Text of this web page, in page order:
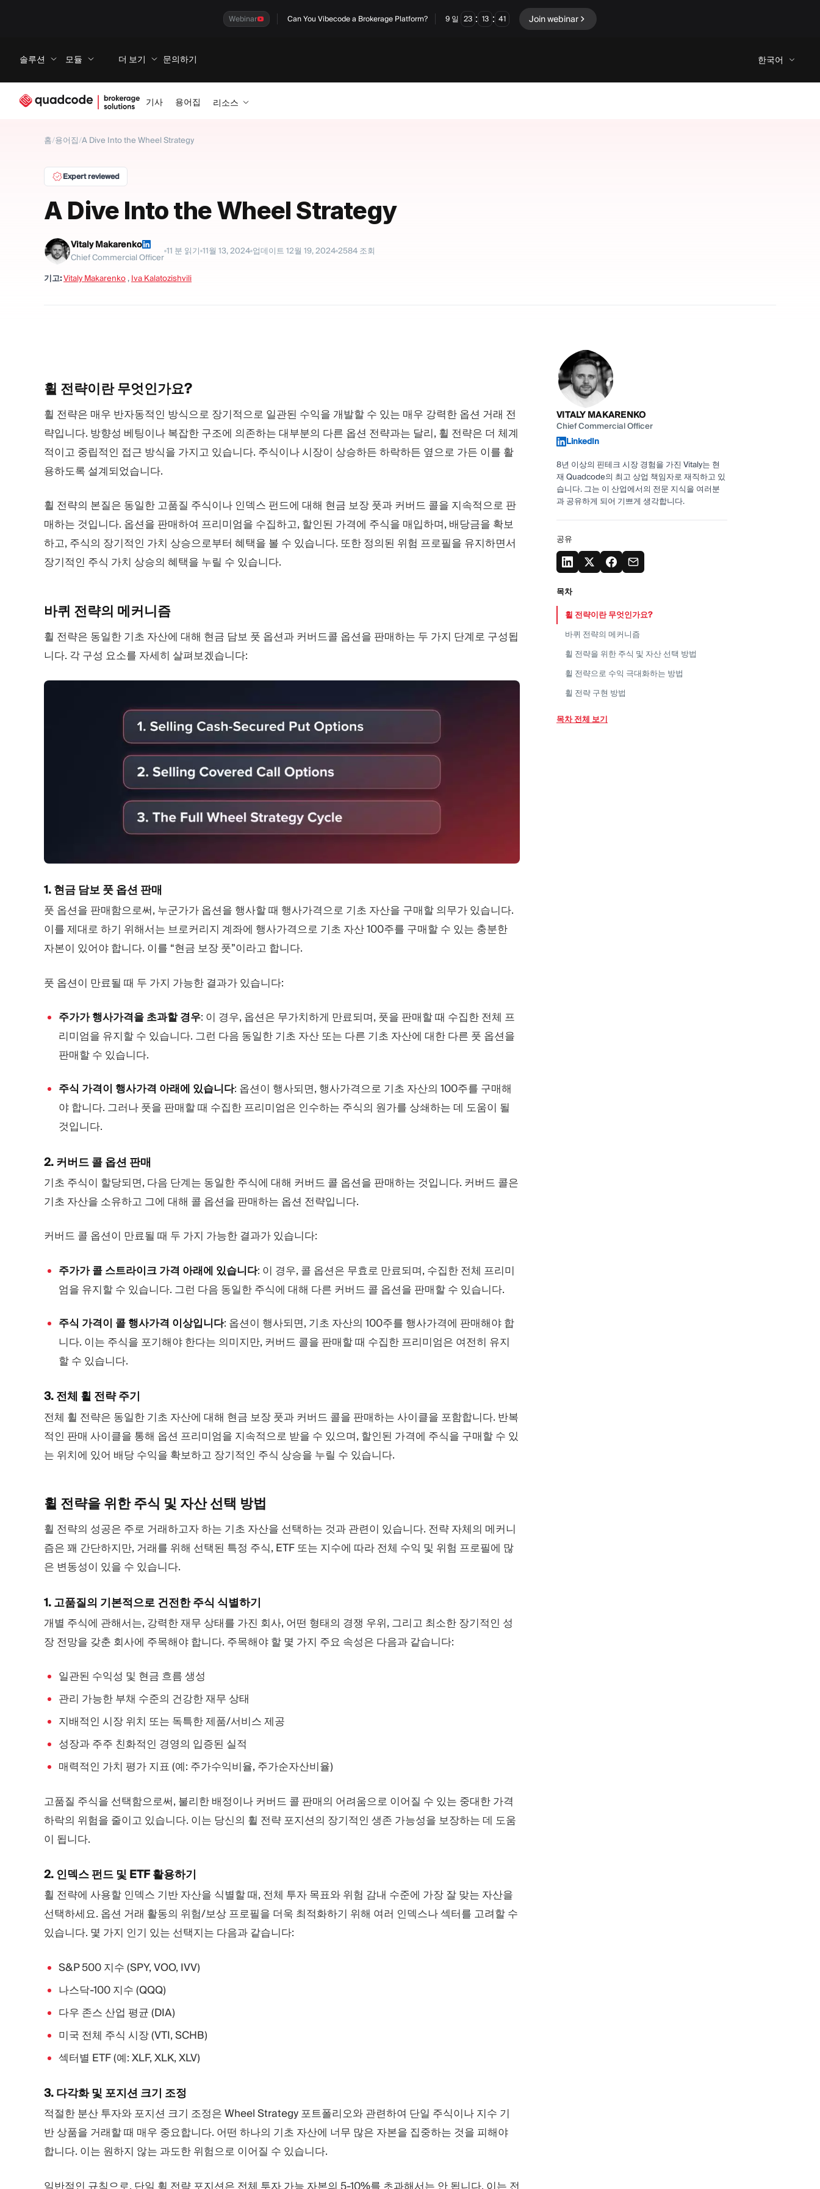
Webinar Can You Vibecode a Brokerage Platform? 9 일 23 : 13 : 40 Join webinar
솔루션 모듈 더 보기 문의하기 한국어
기사 용어집 리소스
홈/용어집/A Dive Into the Wheel Strategy
Expert reviewed
A Dive Into the Wheel Strategy
Vitaly Makarenko
Chief Commercial Officer
11 분 읽기 11월 13, 2024 업데이트 12월 19, 2024 2584 조회
기고:Vitaly Makarenko , Iva Kalatozishvili
휠 전략이란무엇인가요?
휠 전략은 매우 반자동적인 방식으로 장기적으로 일관된 수익을 개발할 수 있는 매우 강력한 옵션 거래 전
략입니다. 방향성 베팅이나 복잡한 구조에 의존하는 대부분의 다른 옵션 전략과는 달리, 휠 전략은 더 체계
적이고 중립적인 접근 방식을 가지고 있습니다. 주식이나 시장이 상승하든 하락하든 옆으로 가든 이를 활
용하도록 설계되었습니다.
휠 전략의 본질은 동일한 고품질 주식이나 인덱스 펀드에 대해 현금 보장 풋과 커버드 콜을 지속적으로 판
매하는 것입니다. 옵션을 판매하여 프리미엄을 수집하고, 할인된 가격에 주식을 매입하며, 배당금을 확보
하고, 주식의 장기적인 가치 상승으로부터 혜택을 볼 수 있습니다. 또한 정의된 위험 프로필을 유지하면서
장기적인 주식 가치 상승의 혜택을 누릴 수 있습니다.
바퀴 전략의 메커니즘
휠 전략은 동일한 기초 자산에 대해 현금 담보 풋 옵션과 커버드콜 옵션을 판매하는 두 가지 단계로 구성됩
니다. 각 구성 요소를 자세히 살펴보겠습니다:
1. 현금 담보 풋 옵션 판매
풋 옵션을 판매함으로써, 누군가가 옵션을 행사할 때 행사가격으로 기초 자산을 구매할 의무가 있습니다.
이를 제대로 하기 위해서는 브로커리지 계좌에 행사가격으로 기초 자산 100주를 구매할 수 있는 충분한
자본이 있어야 합니다. 이를 “현금 보장 풋”이라고 합니다.
풋 옵션이 만료될 때 두 가지 가능한 결과가 있습니다:
주가가 행사가격을 초과할 경우: 이 경우, 옵션은 무가치하게 만료되며, 풋을 판매할 때 수집한 전체 프
리미엄을 유지할 수 있습니다. 그런 다음 동일한 기초 자산 또는 다른 기초 자산에 대한 다른 풋 옵션을
판매할 수 있습니다.
주식 가격이 행사가격 아래에 있습니다: 옵션이 행사되면, 행사가격으로 기초 자산의 100주를 구매해
야 합니다. 그러나 풋을 판매할 때 수집한 프리미엄은 인수하는 주식의 원가를 상쇄하는 데 도움이 될
것입니다.
2. 커버드 콜 옵션 판매
기초 주식이 할당되면, 다음 단계는 동일한 주식에 대해 커버드 콜 옵션을 판매하는 것입니다. 커버드 콜은
기초 자산을 소유하고 그에 대해 콜 옵션을 판매하는 옵션 전략입니다.
커버드 콜 옵션이 만료될 때 두 가지 가능한 결과가 있습니다:
주가가 콜 스트라이크 가격 아래에 있습니다: 이 경우, 콜 옵션은 무효로 만료되며, 수집한 전체 프리미
엄을 유지할 수 있습니다. 그런 다음 동일한 주식에 대해 다른 커버드 콜 옵션을 판매할 수 있습니다.
주식 가격이 콜 행사가격 이상입니다: 옵션이 행사되면, 기초 자산의 100주를 행사가격에 판매해야 합
니다. 이는 주식을 포기해야 한다는 의미지만, 커버드 콜을 판매할 때 수집한 프리미엄은 여전히 유지
할 수 있습니다.
3. 전체 휠 전략 주기
전체 휠 전략은 동일한 기초 자산에 대해 현금 보장 풋과 커버드 콜을 판매하는 사이클을 포함합니다. 반복
적인 판매 사이클을 통해 옵션 프리미엄을 지속적으로 받을 수 있으며, 할인된 가격에 주식을 구매할 수 있
는 위치에 있어 배당 수익을 확보하고 장기적인 주식 상승을 누릴 수 있습니다.
휠 전략을 위한 주식 및 자산 선택 방법
휠 전략의 성공은 주로 거래하고자 하는 기초 자산을 선택하는 것과 관련이 있습니다. 전략 자체의 메커니
즘은 꽤 간단하지만, 거래를 위해 선택된 특정 주식, ETF 또는 지수에 따라 전체 수익 및 위험 프로필에 많
은 변동성이 있을 수 있습니다.
1. 고품질의 기본적으로 건전한 주식 식별하기
개별 주식에 관해서는, 강력한 재무 상태를 가진 회사, 어떤 형태의 경쟁 우위, 그리고 최소한 장기적인 성
장 전망을 갖춘 회사에 주목해야 합니다. 주목해야 할 몇 가지 주요 속성은 다음과 같습니다:
일관된 수익성 및 현금 흐름 생성
관리 가능한 부채 수준의 건강한 재무 상태
지배적인 시장 위치 또는 독특한 제품/서비스 제공
성장과 주주 친화적인 경영의 입증된 실적
매력적인 가치 평가 지표 (예: 주가수익비율, 주가순자산비율)
고품질 주식을 선택함으로써, 불리한 배정이나 커버드 콜 판매의 어려움으로 이어질 수 있는 중대한 가격
하락의 위험을 줄이고 있습니다. 이는 당신의 휠 전략 포지션의 장기적인 생존 가능성을 보장하는 데 도움
이 됩니다.
2. 인덱스 펀드 및 ETF 활용하기
휠 전략에 사용할 인덱스 기반 자산을 식별할 때, 전체 투자 목표와 위험 감내 수준에 가장 잘 맞는 자산을
선택하세요. 옵션 거래 활동의 위험/보상 프로필을 더욱 최적화하기 위해 여러 인덱스나 섹터를 고려할 수
있습니다. 몇 가지 인기 있는 선택지는 다음과 같습니다:
S&P 500 지수 (SPY, VOO, IVV)
나스닥-100 지수 (QQQ)
다우 존스 산업 평균 (DIA)
미국 전체 주식 시장 (VTI, SCHB)
섹터별 ETF (예: XLF, XLK, XLV)
3. 다각화 및 포지션 크기 조정
적절한 분산 투자와 포지션 크기 조정은 Wheel Strategy 포트폴리오와 관련하여 단일 주식이나 지수 기
반 상품을 거래할 때 매우 중요합니다. 어떤 하나의 기초 자산에 너무 많은 자본을 집중하는 것을 피해야
합니다. 이는 원하지 않는 과도한 위험으로 이어질 수 있습니다.
일반적인 규칙으로, 단일 휠 전략 포지션은 전체 투자 가능 자본의 5-10%를 초과해서는 안 됩니다. 이는 전
VITALY MAKARENKO
Chief Commercial Officer
LinkedIn
8년 이상의 핀테크 시장 경험을 가진 Vitaly는 현
재 Quadcode의 최고 상업 책임자로 재직하고 있
습니다. 그는 이 산업에서의 전문 지식을 여러분
과 공유하게 되어 기쁘게 생각합니다.
공유
목차
휠 전략이란무엇인가요?
바퀴 전략의 메커니즘
휠 전략을 위한 주식 및 자산 선택 방법
휠 전략으로 수익 극대화하는 방법
휠 전략 구현 방법
목차 전체 보기